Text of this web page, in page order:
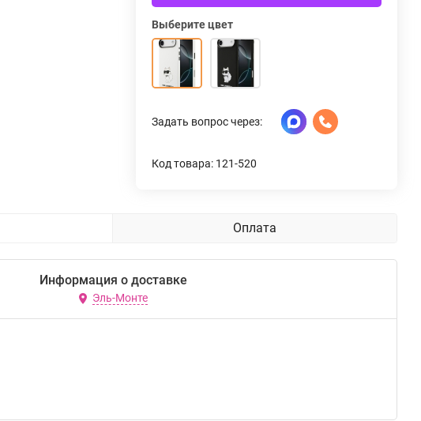
Выберите цвет
Задать вопрос через:
Код товара: 121-520
Оплата
Информация о доставке
Эль-Монте